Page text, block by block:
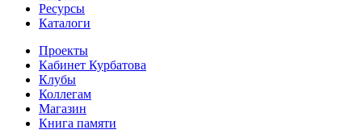
Ресурсы
Каталоги
Проекты
Кабинет Курбатова
Клубы
Коллегам
Магазин
Книга памяти